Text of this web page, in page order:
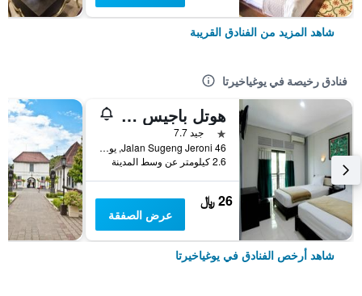
شاهد المزيد من الفنادق القريبة
فنادق رخيصة في يوغياخيرتا
هوتل باجيس أسري
نجمة واحدة
جيد 7.7
46 Jalan Sugeng Jeroni, يوغياخيرتا, إندونيسيا
2.6 كيلومتر عن وسط المدينة
26 ﷼
عرض الصفقة
شاهد أرخص الفنادق في يوغياخيرتا